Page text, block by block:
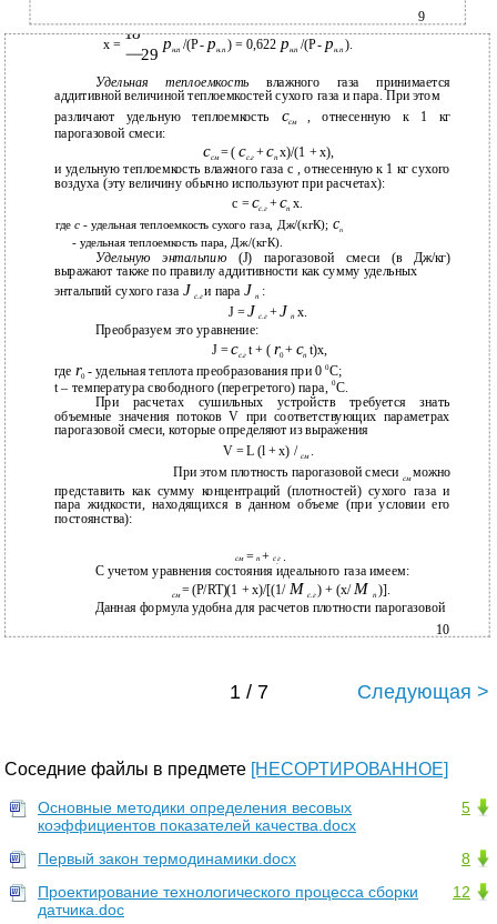
9
x =
18
29
pн.п /(P -pн.п) = 0,622 pн.п /(P -pн.п).
Удельная теплоемкостьвлажного газа принимается
аддитивной величиной теплоемкостей сухого газа и пара. При этом
различают удельную теплоемкость ссм ,отнесенную к 1 кг
парогазовой смеси:
ссм= (сс.г +спx)/(1 + x),
и удельную теплоемкость влажного газа с ,отнесенную к 1 кг сухого
воздуха (эту величину обычно используют при расчетах):
с =сс.г +сп x.
гдес - удельная теплоемкость сухого газа, Дж/(кгК); сп
- удельная теплоемкость пара, Дж/(кгК).
Удельную энтальпию (J) парогазовой смеси (в Дж/кг)
выражают также по правилу аддитивности как сумму удельных
энтальпий сухого газа J с.ги параJ п :
J =Jс.г +Jп x.
Преобразуем это уравнение:
J =сс.г t + ( r0+ сп t)x,
где r0 - удельная теплота преобразования при 00C;
t – температура свободного (перегретого) пара, 0C.
При расчетах сушильных устройств требуется знать
объемные значения потоков V при соответствующих параметрах
парогазовой смеси, которые определяют из выражения
V = L (l + x) / см .
При этом плотность парогазовой смеси смможно
представить как сумму концентраций (плотностей) сухого газа и
пара жидкости, находящихся в данном объеме (при условии его
постоянства):
см = п+ с.г .
С учетом уравнения состояния идеального газа имеем:
см= (P/RT)(1 + x)/[(1/ M с.г) + (x/ M п )].
Данная формула удобна для расчетов плотности парогазовой
10
1 / 7 Следующая >
Соседние файлы в предмете [НЕСОРТИРОВАННОЕ]
5
Основные методики определения весовых
коэффициентов показателей качества.docx
8
Первый закон термодинамики.docx
12
Проектирование технологического процесса сборки
датчика.doc